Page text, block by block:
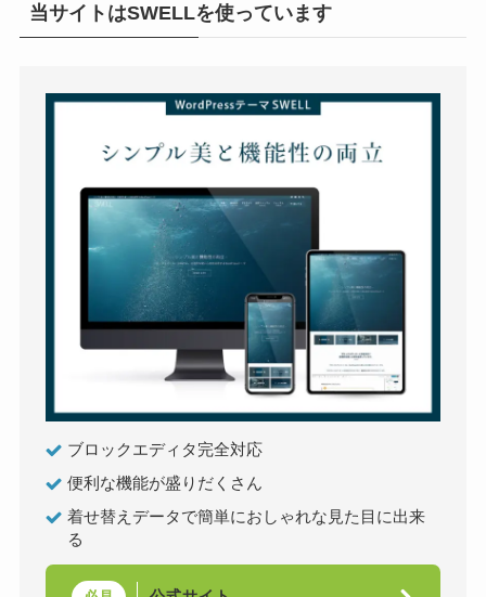
当サイトはSWELLを使っています
ブロックエディタ完全対応
便利な機能が盛りだくさん
着せ替えデータで簡単におしゃれな見た目に出来
る